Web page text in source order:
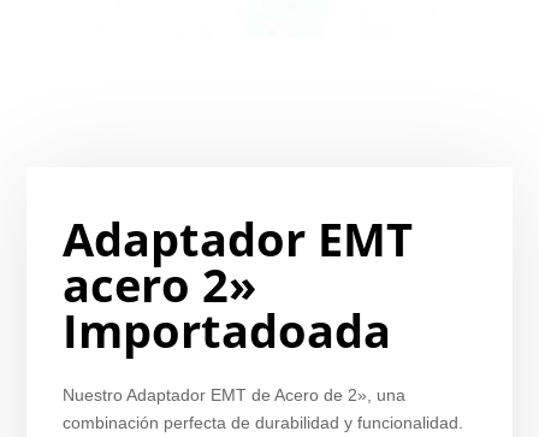
Adaptador EMT
acero 2»
Importadoada
Nuestro Adaptador EMT de Acero de 2», una
combinación perfecta de durabilidad y funcionalidad.